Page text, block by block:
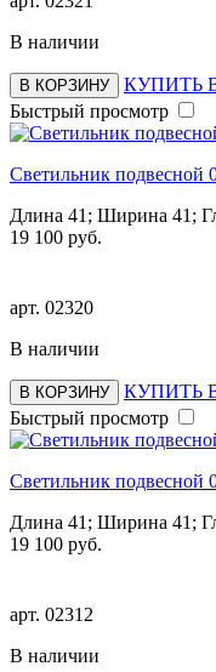
В наличии
В КОРЗИНУ
КУПИТЬ
Быстрый просмотр
Светильник подвесной
Длина 41; Ширина 41;
19 100 руб.
арт. 02320
В наличии
В КОРЗИНУ
КУПИТЬ
Быстрый просмотр
Светильник подвесной
Длина 41; Ширина 41;
19 100 руб.
арт. 02312
В наличии